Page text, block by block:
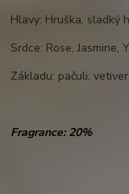
Hlavy: Hruška, sladký
Srdce: Rose, Jasmine,
Základu: pačuli, vetiver,
Fragrance: 20%